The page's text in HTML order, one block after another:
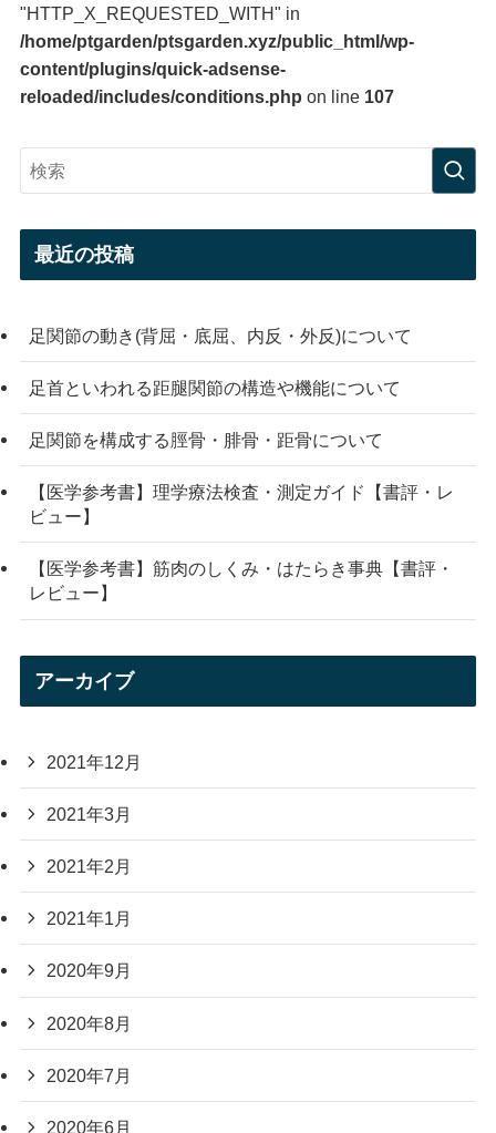
"HTTP_X_REQUESTED_WITH" in
/home/ptgarden/ptsgarden.xyz/public_html/wp-
content/plugins/quick-adsense-
reloaded/includes/conditions.php on line 107
最近の投稿
足関節の動き(背屈・底屈、内反・外反)について
足首といわれる距腿関節の構造や機能について
足関節を構成する脛骨・腓骨・距骨について
【医学参考書】理学療法検査・測定ガイド【書評・レ
ビュー】
【医学参考書】筋肉のしくみ・はたらき事典【書評・
レビュー】
アーカイブ
2021年12月
2021年3月
2021年2月
2021年1月
2020年9月
2020年8月
2020年7月
2020年6月